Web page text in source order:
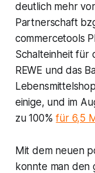
deutlich mehr
Partnerschaft
commercetools
Schalteinheit für
REWE und das
einige, und im
zu 100%für 6,5
Mit dem neuen
konnte man den